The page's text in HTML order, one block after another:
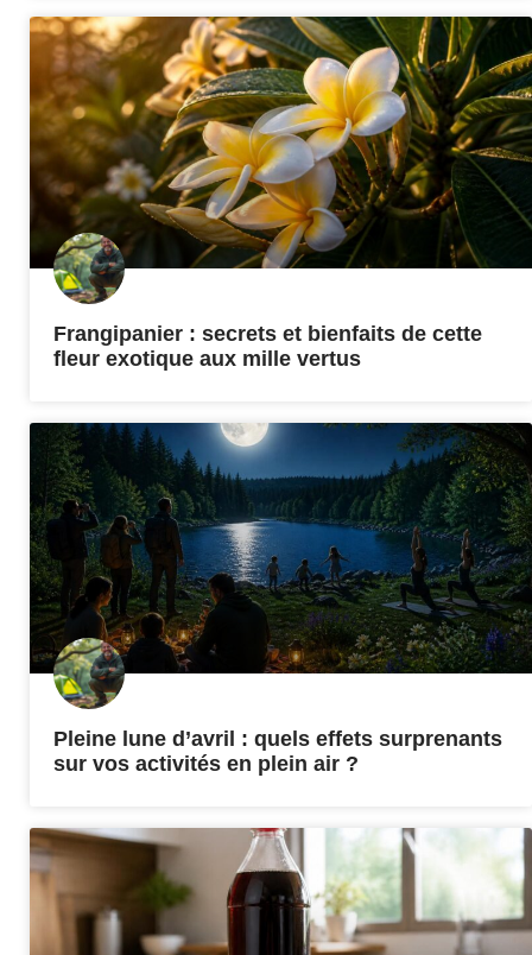
Frangipanier : secrets et bienfaits de cette
fleur exotique aux mille vertus
Pleine lune d’avril : quels effets surprenants
sur vos activités en plein air ?